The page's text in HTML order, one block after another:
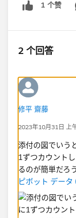
1 个赞
2 个回答
修平 齋藤
2023年10月31日 上
添付の図でいう
1ずつカウント
るのが簡単だろ
ピボット デー